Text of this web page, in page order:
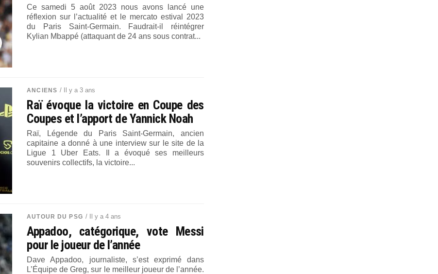
Ce samedi 5 août 2023 nous avons lancé une
réflexion sur l’actualité et le mercato estival 2023
du Paris Saint-Germain. Faudrait-il réintégrer
Kylian Mbappé (attaquant de 24 ans sous contrat...
ANCIENS / Il y a 3 ans
Raï évoque la victoire en Coupe des
Coupes et l’apport de Yannick Noah
Raï, Légende du Paris Saint-Germain, ancien
capitaine a donné à une interview sur le site de la
Ligue 1 Uber Eats. Il a évoqué ses meilleurs
souvenirs collectifs, la victoire...
AUTOUR DU PSG / Il y a 4 ans
Appadoo, catégorique, vote Messi
pour le joueur de l’année
Dave Appadoo, journaliste, s’est exprimé dans
L’Équipe de Greg, sur le meilleur joueur de l’année.